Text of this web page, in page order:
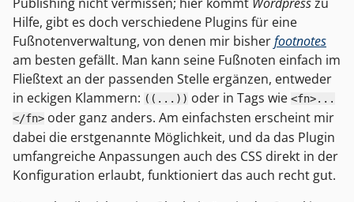
Hilfe, gibt es doch verschiedene Plugins für eine
Fußnotenverwaltung, von denen mir bisherfootnotes
am besten gefällt. Man kann seine Fußnoten einfach im
Fließtext an der passenden Stelle ergänzen, entweder
in eckigen Klammern: ((...)) oder in Tags wie <fn>...
</fn> oder ganz anders. Am einfachsten erscheint mir
dabei die erstgenannte Möglichkeit, und da das Plugin
umfangreiche Anpassungen auch des CSS direkt in der
Konfiguration erlaubt, funktioniert das auch recht gut.